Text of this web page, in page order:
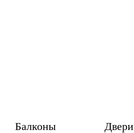
Балконы Двери